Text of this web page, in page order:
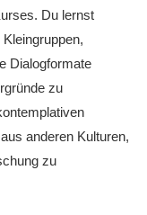
Du lernst
Dialogformate
zu
anderen Kulturen,
zu